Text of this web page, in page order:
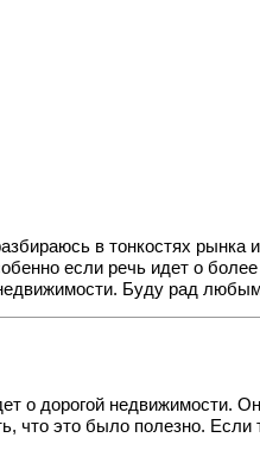
в тонкостях
если речь идет о
Буду рад
о дорогой недвижимости.
что это было полезно.